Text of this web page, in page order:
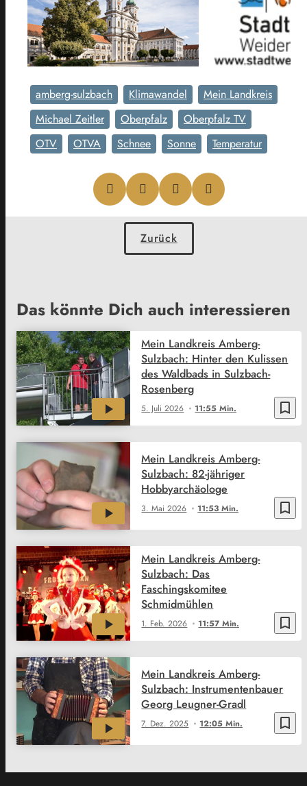
amberg-sulzbach Klimawandel
Mein Landkreis
Michael Zeitler
Oberpfalz
Oberpfalz TV
OTV
OTVA Schnee Sonne Temperatur
Zurück
Das könnte Dich auch interessieren
bookmark_border
5. Juli 2026 11:55 Min.
Mein Landkreis Amberg-
Sulzbach: Hinter den Kulissen
des Waldbads in Sulzbach-
Rosenberg
bookmark_border
3. Mai 2026 11:53 Min.
Mein Landkreis Amberg-
Sulzbach: 82-jähriger
Hobbyarchäologe
bookmark_border
1. Feb. 2026 11:57 Min.
Mein Landkreis Amberg-
Sulzbach: Das
Faschingskomitee
Schmidmühlen
bookmark_border
7. Dez. 2025 12:05 Min.
Mein Landkreis Amberg-
Sulzbach: Instrumentenbauer
Georg Leugner-Gradl